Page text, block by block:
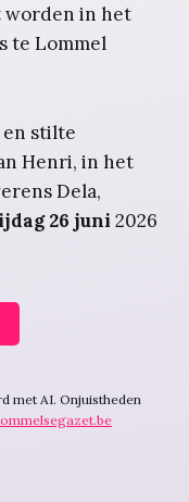
worden in het
te Lommel
en stilte
Henri, in het
Dela,
26 juni 2026
met AI. Onjuistheden